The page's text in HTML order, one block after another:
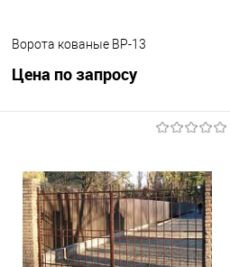
Ворота кованые ВР-13
Цена по запросу
Запросить цену
Купить в 1 клик
К сравнению
В избранное
Под заказ